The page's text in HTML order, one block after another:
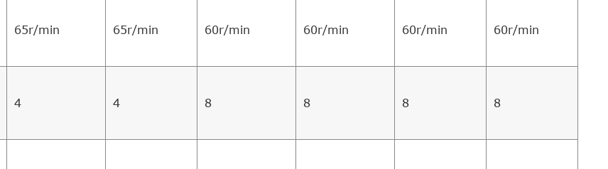
65r/min 65r/min 60r/min 60r/min 60r/min 60r/min
4 4 8 8 8 8